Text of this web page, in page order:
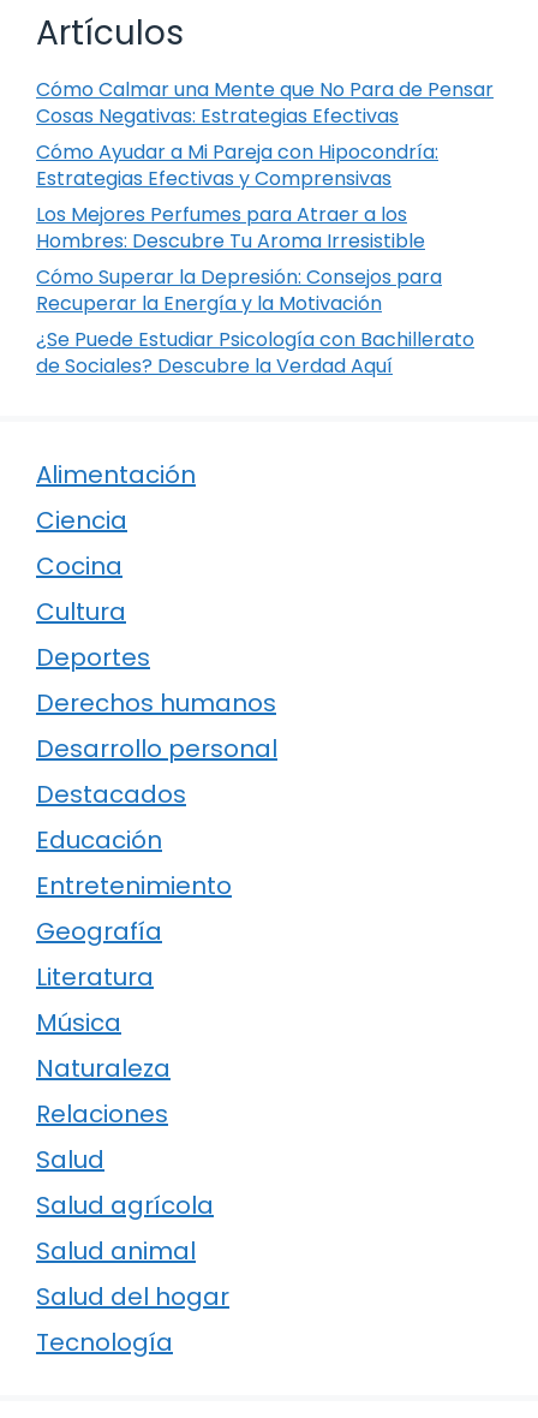
Artículos
Cómo Calmar una Mente que No Para de Pensar
Cosas Negativas: Estrategias Efectivas
Cómo Ayudar a Mi Pareja con Hipocondría:
Estrategias Efectivas y Comprensivas
Los Mejores Perfumes para Atraer a los
Hombres: Descubre Tu Aroma Irresistible
Cómo Superar la Depresión: Consejos para
Recuperar la Energía y la Motivación
¿Se Puede Estudiar Psicología con Bachillerato
de Sociales? Descubre la Verdad Aquí
Alimentación
Ciencia
Cocina
Cultura
Deportes
Derechos humanos
Desarrollo personal
Destacados
Educación
Entretenimiento
Geografía
Literatura
Música
Naturaleza
Relaciones
Salud
Salud agrícola
Salud animal
Salud del hogar
Tecnología